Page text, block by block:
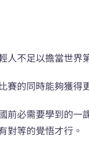
不足以擔當世界
賽的同時能夠獲得
必需要學到的一
對等的覺悟才行。